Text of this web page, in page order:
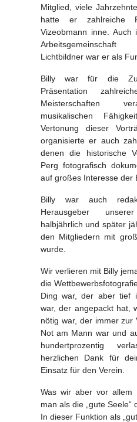
Mitglied, viele
hatte er zahlreiche
Vizeobmann inne. Auch
Lichtbildner war er als
Billy war für die
Präsentation
Meisterschaften
musikalischen
Vertonung dieser
organisierte er auch
denen die historische
Perg fotografisch
auf großes Interesse der
Billy war auch
Herausgeber
halbjährlich und später
den Mitgliedern mit
wurde.
Wir verlieren mit Billy
die
Ding war, der aber tief
war, der angepackt hat,
nötig war, der immer zur
Not am Mann war und
hundertprozentig
herzlichen Dank für
Einsatz für den Verein.
Was wir aber vor allem
man als die „gute Seele“
In dieser Funktion als